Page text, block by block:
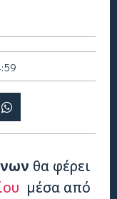
θα φέρει
μέσα από